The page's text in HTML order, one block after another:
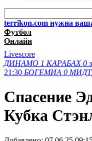
terrikon.com нужна
Футбол
Онлайн
Livescore
ДИНАМО 1 КАРАБАХ 0
21:30 БОГЕМИА 0
Спасение
Кубка